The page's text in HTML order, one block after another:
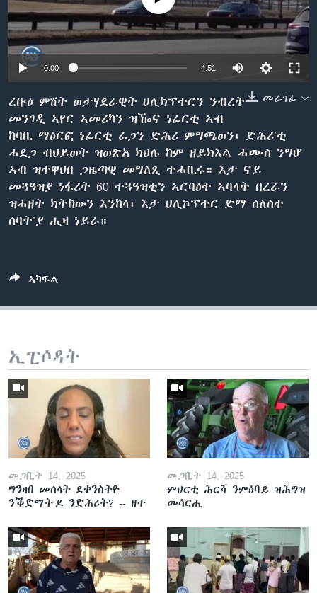
ቂሔ ጽልሚ
ቋንቋታት
Auto 240p 360p 480p
720p 1080p
0:00 4:51
240p
480p
720p
1080p
መራገፊ
ረቡዕ ምሸት ወታሃደራዊት ሀሊክፕተርን ንብረት
መንገዲ ኣየር ኣመሪካን ዝዀና ነፈርቲ ኣብ
ከባቢ ማዕርፎ ነፈርቲ ሬጋን ድሕሪ ምግጫወን፡ ድሕሪ’ቲ
ሓደጋ ብህይወት ዝወጽአ ክህሉ ከም ዘይክእል ሓሙስ ንግሆ
ኣብ ዝተዋህበ ጋዜጣዊ መግለጺ ተሓቢሩ። እታ ናይ
መጓዓዝያ ነፋሪት 60 ተጓዓዝቲን ኣርባዕተ ኣባላት በረራን
ዝሓዘት ክትከውን እንከላ፡ እታ ሀሊኮፕተር ድማ ሰለስተ
ሰባት’ያ ሒዛ ነይራ።
ኣካፍል
ኢፒሶዳት
መጋቢት 14, 2025
ግንዛበ መሰላት ደቀንስትዮ
ንቕድሚት'ዶ ንድሕሪት? -- ዘተ
መጋቢት 14, 2025
ምህርቲ ሕርሻ ንምዕባይ ዝሕግዝ
መሳርሒ